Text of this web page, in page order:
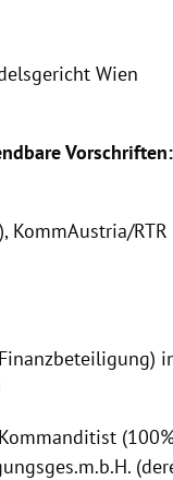
Wien
Vorschriften:
KommAustria/RTR